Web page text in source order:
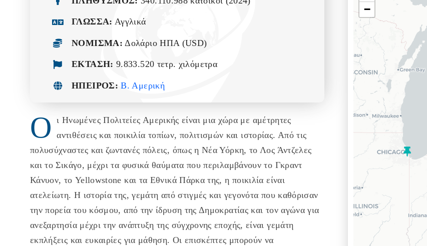
ΓΛΩΣΣΑ: Αγγλικά
ΝΟΜΙΣΜΑ: Δολάριο ΗΠΑ (USD)
ΕΚΤΑΣΗ: 9.833.520 τετρ. χιλόμετρα
ΗΠΕΙΡΟΣ:Β. Αμερική
−
Ο
ι Ηνωμένες Πολιτείες Αμερικής είναι μια χώρα με αμέτρητες
αντιθέσεις και ποικιλία τοπίων, πολιτισμών και ιστορίας. Από τις
πολυσύχναστες και ζωντανές πόλεις, όπως η Νέα Υόρκη, το Λος Άντζελες
και το Σικάγο, μέχρι τα φυσικά θαύματα που περιλαμβάνουν το Γκραντ
Κάνυον, το Yellowstone και τα Εθνικά Πάρκα της, η ποικιλία είναι
ατελείωτη. Η ιστορία της, γεμάτη από στιγμές και γεγονότα που καθόρισαν
την πορεία του κόσμου, από την ίδρυση της Δημοκρατίας και τον αγώνα για
ανεξαρτησία μέχρι την ανάπτυξη της σύγχρονης εποχής, είναι γεμάτη
εκπλήξεις και ευκαιρίες για μάθηση. Οι επισκέπτες μπορούν να